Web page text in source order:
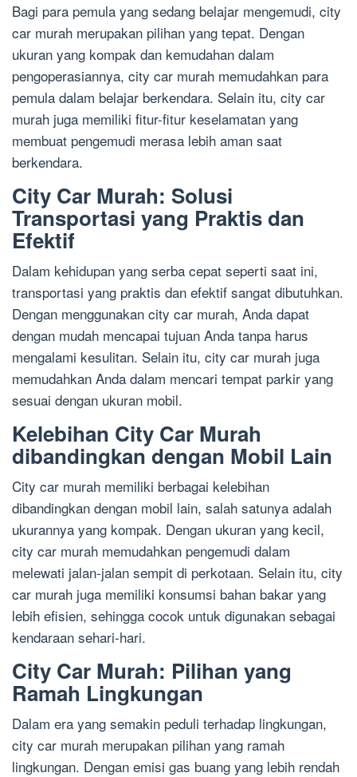
Bagi para pemula yang sedang belajar mengemudi, city
car murah merupakan pilihan yang tepat. Dengan
ukuran yang kompak dan kemudahan dalam
pengoperasiannya, city car murah memudahkan para
pemula dalam belajar berkendara. Selain itu, city car
murah juga memiliki fitur-fitur keselamatan yang
membuat pengemudi merasa lebih aman saat
berkendara.
City Car Murah: Solusi
Transportasi yang Praktis dan
Efektif
Dalam kehidupan yang serba cepat seperti saat ini,
transportasi yang praktis dan efektif sangat dibutuhkan.
Dengan menggunakan city car murah, Anda dapat
dengan mudah mencapai tujuan Anda tanpa harus
mengalami kesulitan. Selain itu, city car murah juga
memudahkan Anda dalam mencari tempat parkir yang
sesuai dengan ukuran mobil.
Kelebihan City Car Murah
dibandingkan dengan Mobil Lain
City car murah memiliki berbagai kelebihan
dibandingkan dengan mobil lain, salah satunya adalah
ukurannya yang kompak. Dengan ukuran yang kecil,
city car murah memudahkan pengemudi dalam
melewati jalan-jalan sempit di perkotaan. Selain itu, city
car murah juga memiliki konsumsi bahan bakar yang
lebih efisien, sehingga cocok untuk digunakan sebagai
kendaraan sehari-hari.
City Car Murah: Pilihan yang
Ramah Lingkungan
Dalam era yang semakin peduli terhadap lingkungan,
city car murah merupakan pilihan yang ramah
lingkungan. Dengan emisi gas buang yang lebih rendah